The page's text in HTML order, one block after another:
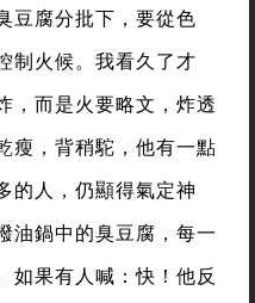
豆腐分批下，要從色
制火候。我看久了才
，而是火要略文，炸透
瘦，背稍駝，他有一點
的人，仍顯得氣定神
油鍋中的臭豆腐，每一
如果有人喊：快！他反